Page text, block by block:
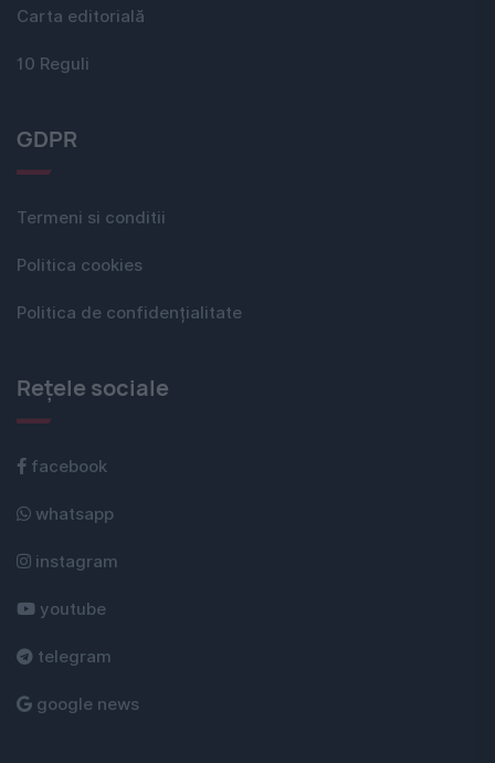
Carta editorială
10 Reguli
GDPR
Termeni si conditii
Politica cookies
Politica de confidențialitate
Rețele sociale
facebook
whatsapp
instagram
youtube
telegram
google news